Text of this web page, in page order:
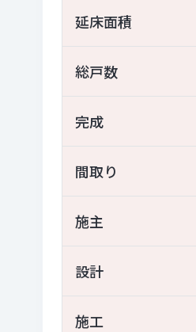
延床面積
総戸数
完成
間取り
施主
設計
施工